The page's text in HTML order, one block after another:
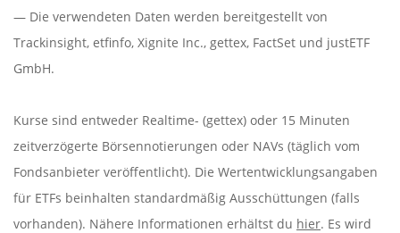
— Die verwendeten Daten werden bereitgestellt von
Trackinsight, etfinfo, Xignite Inc., gettex, FactSet und justETF
GmbH.
Kurse sind entweder Realtime- (gettex) oder 15 Minuten
zeitverzögerte Börsennotierungen oder NAVs (täglich vom
Fondsanbieter veröffentlicht). Die Wertentwicklungsangaben
für ETFs beinhalten standardmäßig Ausschüttungen (falls
vorhanden). Nähere Informationen erhältst du hier. Es wird